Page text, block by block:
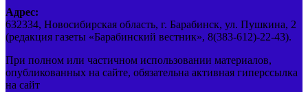
Адрес:
632334, Новосибирская область, г. Барабинск, ул. Пушкина, 2
(редакция газеты «Барабинский вестник», 8(383-612)-22-43).
При полном или частичном использовании материалов,
опубликованных на сайте, обязательна активная гиперссылка
на сайт